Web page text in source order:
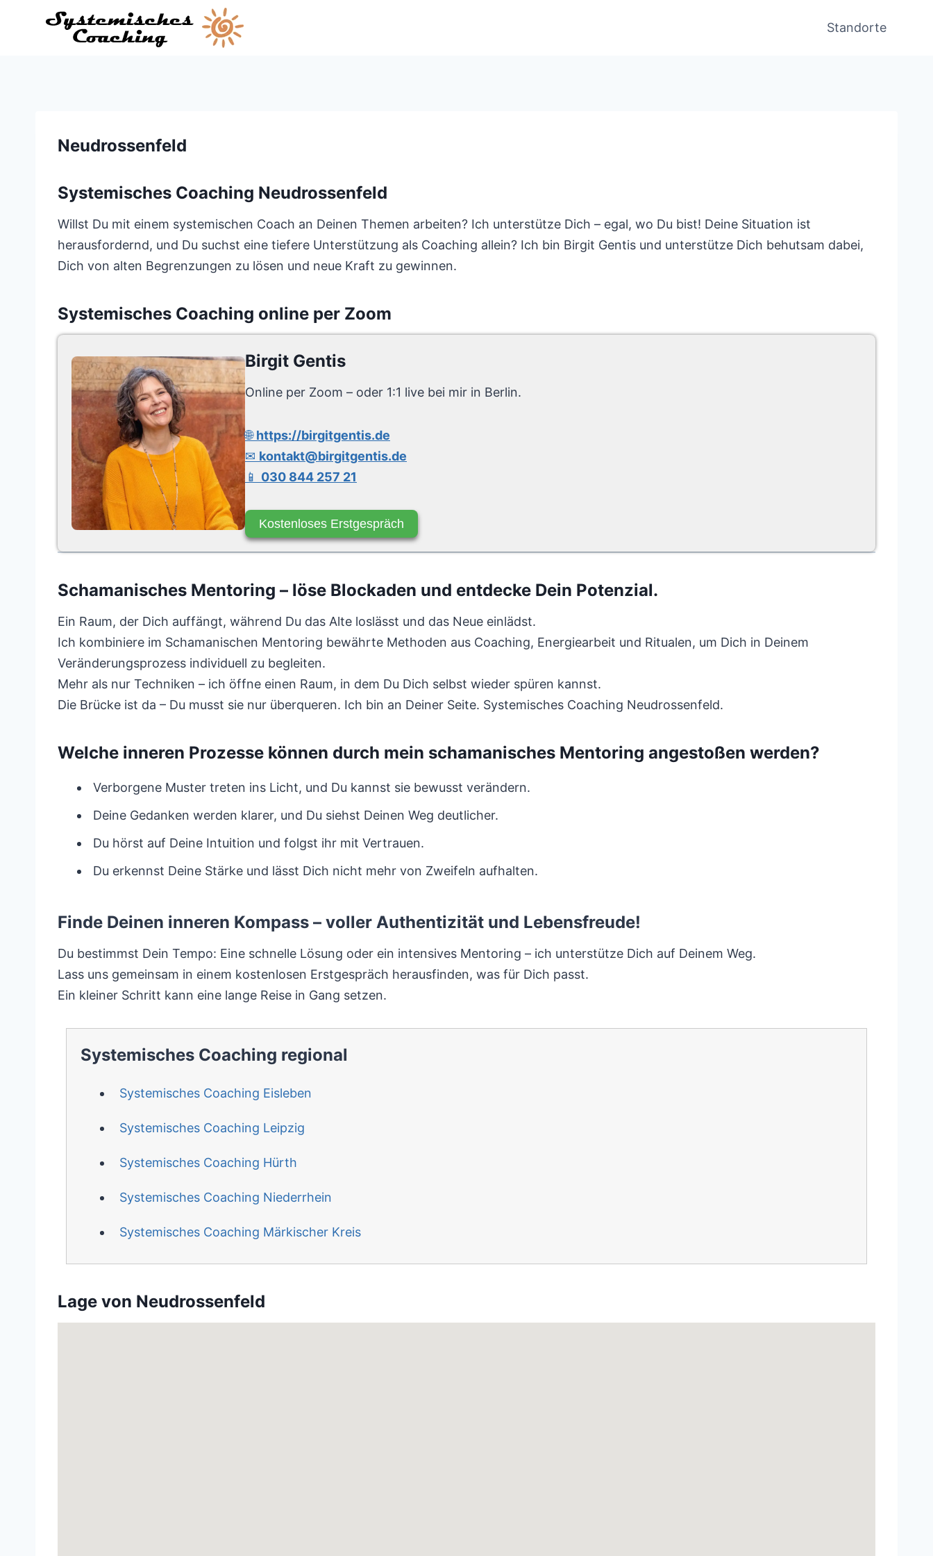
Standorte
Neudrossenfeld
Systemisches Coaching Neudrossenfeld
Willst Du mit einem systemischen Coach an Deinen Themen arbeiten? Ich unterstütze Dich – egal, wo Du bist! Deine Situation ist
herausfordernd, und Du suchst eine tiefere Unterstützung als Coaching allein? Ich bin Birgit Gentis und unterstütze Dich behutsam dabei,
Dich von alten Begrenzungen zu lösen und neue Kraft zu gewinnen.
Systemisches Coaching online per Zoom
Birgit Gentis
Online per Zoom – oder 1:1 live bei mir in Berlin.
🌐https://birgitgentis.de
✉ kontakt@birgitgentis.de
📱 030 844 257 21
Kostenloses Erstgespräch
Schamanisches Mentoring – löse Blockaden und entdecke Dein Potenzial.
Ein Raum, der Dich auffängt, während Du das Alte loslässt und das Neue einlädst.
Ich kombiniere im Schamanischen Mentoring bewährte Methoden aus Coaching, Energiearbeit und Ritualen, um Dich in Deinem
Veränderungsprozess individuell zu begleiten.
Mehr als nur Techniken – ich öffne einen Raum, in dem Du Dich selbst wieder spüren kannst.
Die Brücke ist da – Du musst sie nur überqueren. Ich bin an Deiner Seite. Systemisches Coaching Neudrossenfeld.
Welche inneren Prozesse können durch mein schamanisches Mentoring angestoßen werden?
Verborgene Muster treten ins Licht, und Du kannst sie bewusst verändern.
Deine Gedanken werden klarer, und Du siehst Deinen Weg deutlicher.
Du hörst auf Deine Intuition und folgst ihr mit Vertrauen.
Du erkennst Deine Stärke und lässt Dich nicht mehr von Zweifeln aufhalten.
Finde Deinen inneren Kompass – voller Authentizität und Lebensfreude!
Du bestimmst Dein Tempo: Eine schnelle Lösung oder ein intensives Mentoring – ich unterstütze Dich auf Deinem Weg.
Lass uns gemeinsam in einem kostenlosen Erstgespräch herausfinden, was für Dich passt.
Ein kleiner Schritt kann eine lange Reise in Gang setzen.
Systemisches Coaching regional
Systemisches Coaching Eisleben
Systemisches Coaching Leipzig
Systemisches Coaching Hürth
Systemisches Coaching Niederrhein
Systemisches Coaching Märkischer Kreis
Lage von Neudrossenfeld